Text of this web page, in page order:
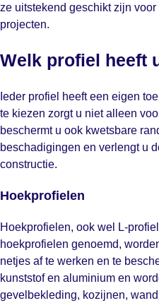
ze uitstekend geschikt zijn
projecten.
Welk profiel heeft
Ieder profiel heeft een eigen
te kiezen zorgt u niet alleen
beschermt u ook kwetsbare
beschadigingen en verlengt u
constructie.
Hoekprofielen
Hoekprofielen, ook wel L-
hoekprofielen genoemd,
netjes af te werken en te
kunststof en aluminium en
gevelbekleding, kozijnen,